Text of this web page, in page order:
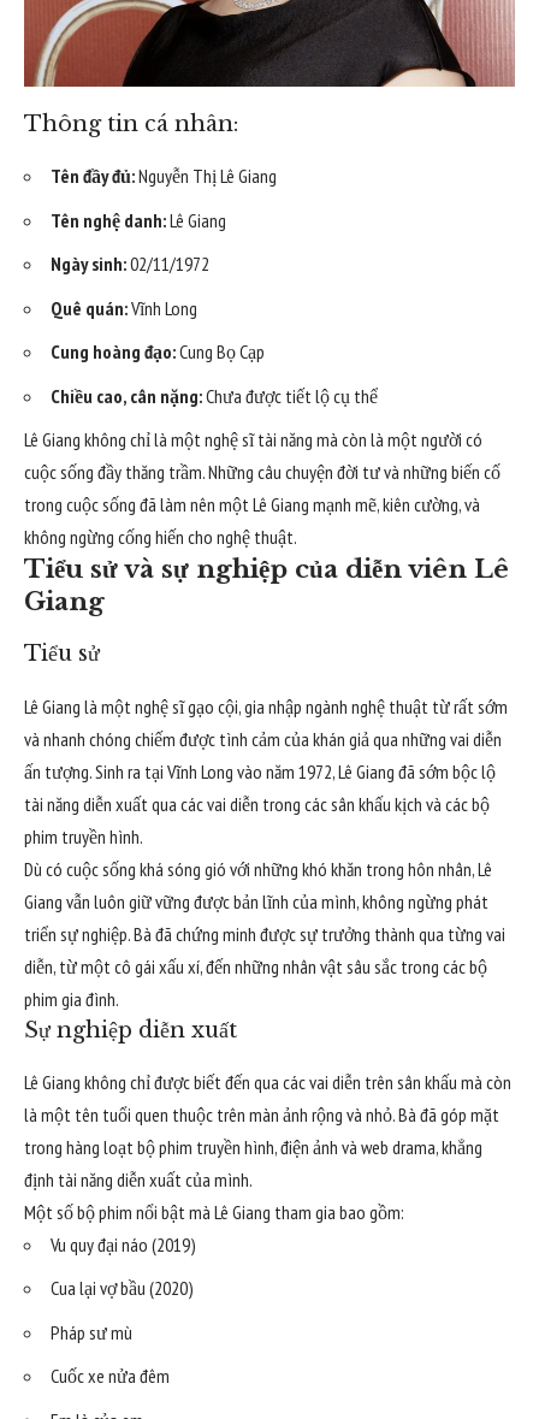
Thông tin cá nhân:
Tên đầy đủ:Nguyễn Thị Lê Giang
Tên nghệ danh:Lê Giang
Ngày sinh:02/11/1972
Quê quán:Vĩnh Long
Cung hoàng đạo:Cung Bọ Cạp
Chiều cao, cân nặng:Chưa được tiết lộ cụ thể
Lê Giang không chỉ là một nghệ sĩ tài năng mà còn là một người có
cuộc sống đầy thăng trầm. Những câu chuyện đời tư và những biến cố
trong cuộc sống đã làm nên một Lê Giang mạnh mẽ, kiên cường, và
không ngừng cống hiến cho nghệ thuật.
Tiểu sử và sự nghiệp của diễn viên Lê
Giang
Tiểu sử
Lê Giang là một nghệ sĩ gạo cội, gia nhập ngành nghệ thuật từ rất sớm
và nhanh chóng chiếm được tình cảm của khán giả qua những vai diễn
ấn tượng. Sinh ra tại Vĩnh Long vào năm 1972, Lê Giang đã sớm bộc lộ
tài năng diễn xuất qua các vai diễn trong các sân khấu kịch và các bộ
phim truyền hình.
Dù có cuộc sống khá sóng gió với những khó khăn trong hôn nhân, Lê
Giang vẫn luôn giữ vững được bản lĩnh của mình, không ngừng phát
triển sự nghiệp. Bà đã chứng minh được sự trưởng thành qua từng vai
diễn, từ một cô gái xấu xí, đến những nhân vật sâu sắc trong các bộ
phim gia đình.
Sự nghiệp diễn xuất
Lê Giang không chỉ được biết đến qua các vai diễn trên sân khấu mà còn
là một tên tuổi quen thuộc trên màn ảnh rộng và nhỏ. Bà đã góp mặt
trong hàng loạt bộ phim truyền hình, điện ảnh và web drama, khẳng
định tài năng diễn xuất của mình.
Một số bộ phim nổi bật mà Lê Giang tham gia bao gồm:
Vu quy đại náo (2019)
Cua lại vợ bầu (2020)
Pháp sư mù
Cuốc xe nửa đêm